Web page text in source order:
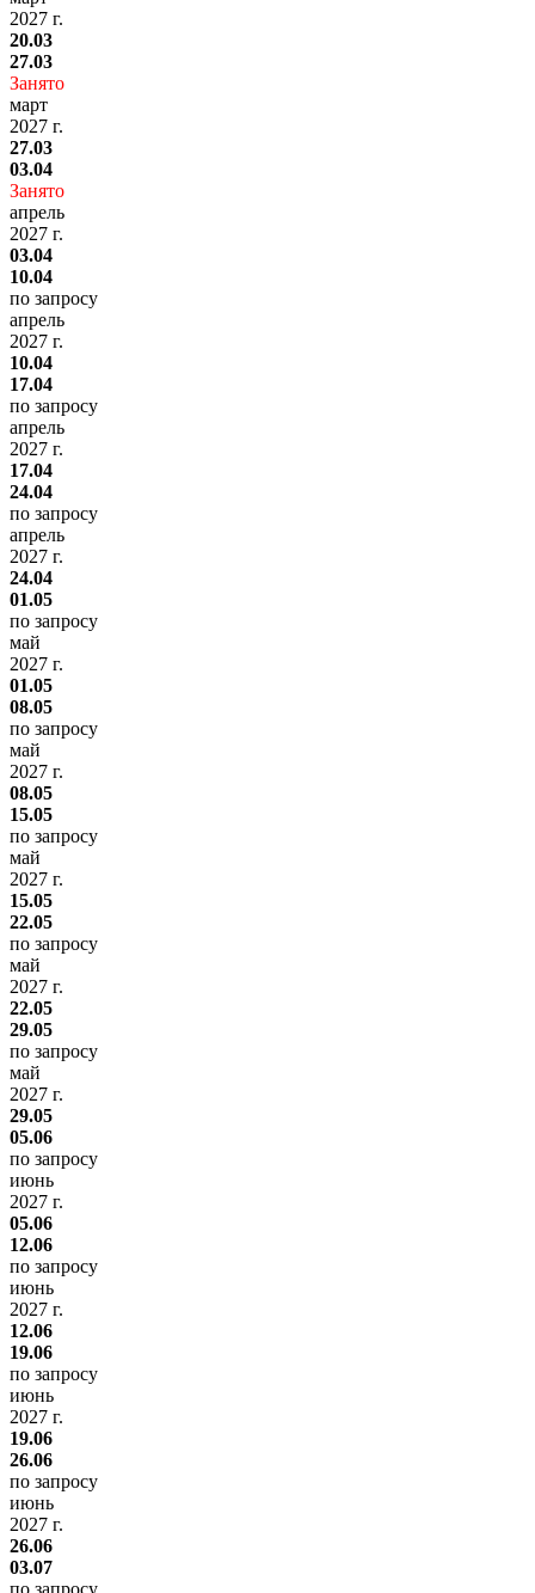
2027 г.
20.03
27.03
Занято
март
2027 г.
27.03
03.04
Занято
апрель
2027 г.
03.04
10.04
по запросу
апрель
2027 г.
10.04
17.04
по запросу
апрель
2027 г.
17.04
24.04
по запросу
апрель
2027 г.
24.04
01.05
по запросу
май
2027 г.
01.05
08.05
по запросу
май
2027 г.
08.05
15.05
по запросу
май
2027 г.
15.05
22.05
по запросу
май
2027 г.
22.05
29.05
по запросу
май
2027 г.
29.05
05.06
по запросу
июнь
2027 г.
05.06
12.06
по запросу
июнь
2027 г.
12.06
19.06
по запросу
июнь
2027 г.
19.06
26.06
по запросу
июнь
2027 г.
26.06
03.07
по запросу